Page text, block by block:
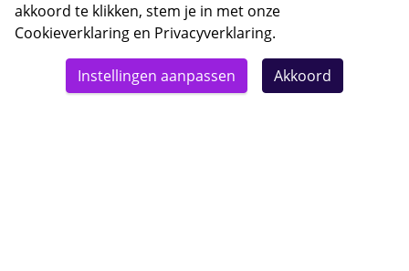
© 2026 Bebsy.nl
akkoord te klikken, stem je in met onze
Cookieverklaring en Privacyverklaring.
Instellingen aanpassen Akkoord